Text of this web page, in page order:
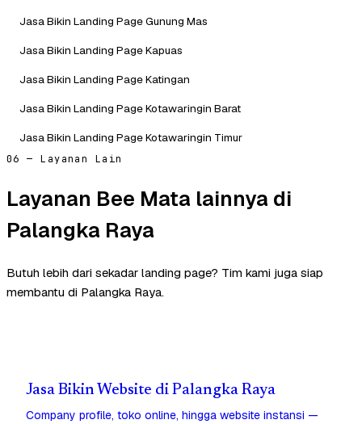
Jasa Bikin Landing Page Gunung Mas
Jasa Bikin Landing Page Kapuas
Jasa Bikin Landing Page Katingan
Jasa Bikin Landing Page Kotawaringin Barat
Jasa Bikin Landing Page Kotawaringin Timur
06 — Layanan Lain
Layanan Bee Mata lainnya di
Palangka Raya
Butuh lebih dari sekadar landing page? Tim kami juga siap
membantu di Palangka Raya.
Jasa Bikin Website di Palangka Raya
Company profile, toko online, hingga website instansi —